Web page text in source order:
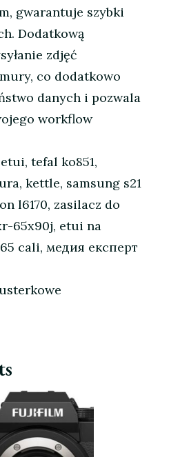
gwarantuje szybki
Dodatkową
zdjęć
co dodatkowo
danych i pozwala
workflow
tefal ko851,
kettle, samsung s21
l6170, zasilacz do
65x90j, etui na
cali, медия експерт